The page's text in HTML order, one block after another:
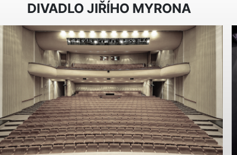
DIVADLO JIŘÍHO MYRONA